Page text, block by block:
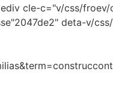
cle-c="v/css/
deta-v/